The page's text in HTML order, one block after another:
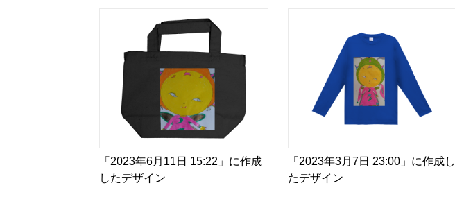
「2023年6月11日 15:22」に作成
したデザイン
「2023年3月7日 23:00」に作成し
たデザイン